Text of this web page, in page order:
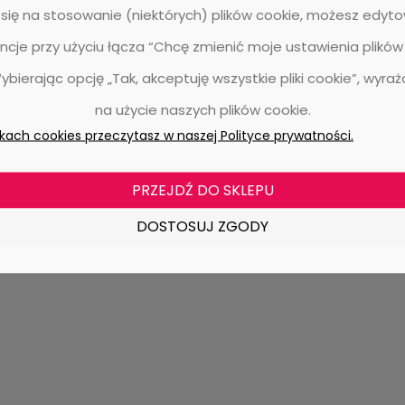
4020 grey ash
0 ocen
KOSZYKA
Panele laminowane Quick-Step
lakierowany - Panel - 1380 mm -
1 ocena
159,95 zł
130,04 zł
DO KOSZYKA
na stosowanie (niektórych) plików cookie, możesz
przy użyciu łącza “Chcę zmienić moje ustawienia plików
opcję „Tak, akceptuję wszystkie pliki cookie”,
na użycie naszych plików cookie.
cookies przeczytasz w naszej Polityce prywatności.
PRZEJDŹ DO SKLEPU
DOSTOSUJ ZGODY